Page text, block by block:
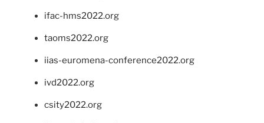
ifac-hms2022.org
taoms2022.org
iias-euromena-conference2022.org
ivd2022.org
csity2022.org